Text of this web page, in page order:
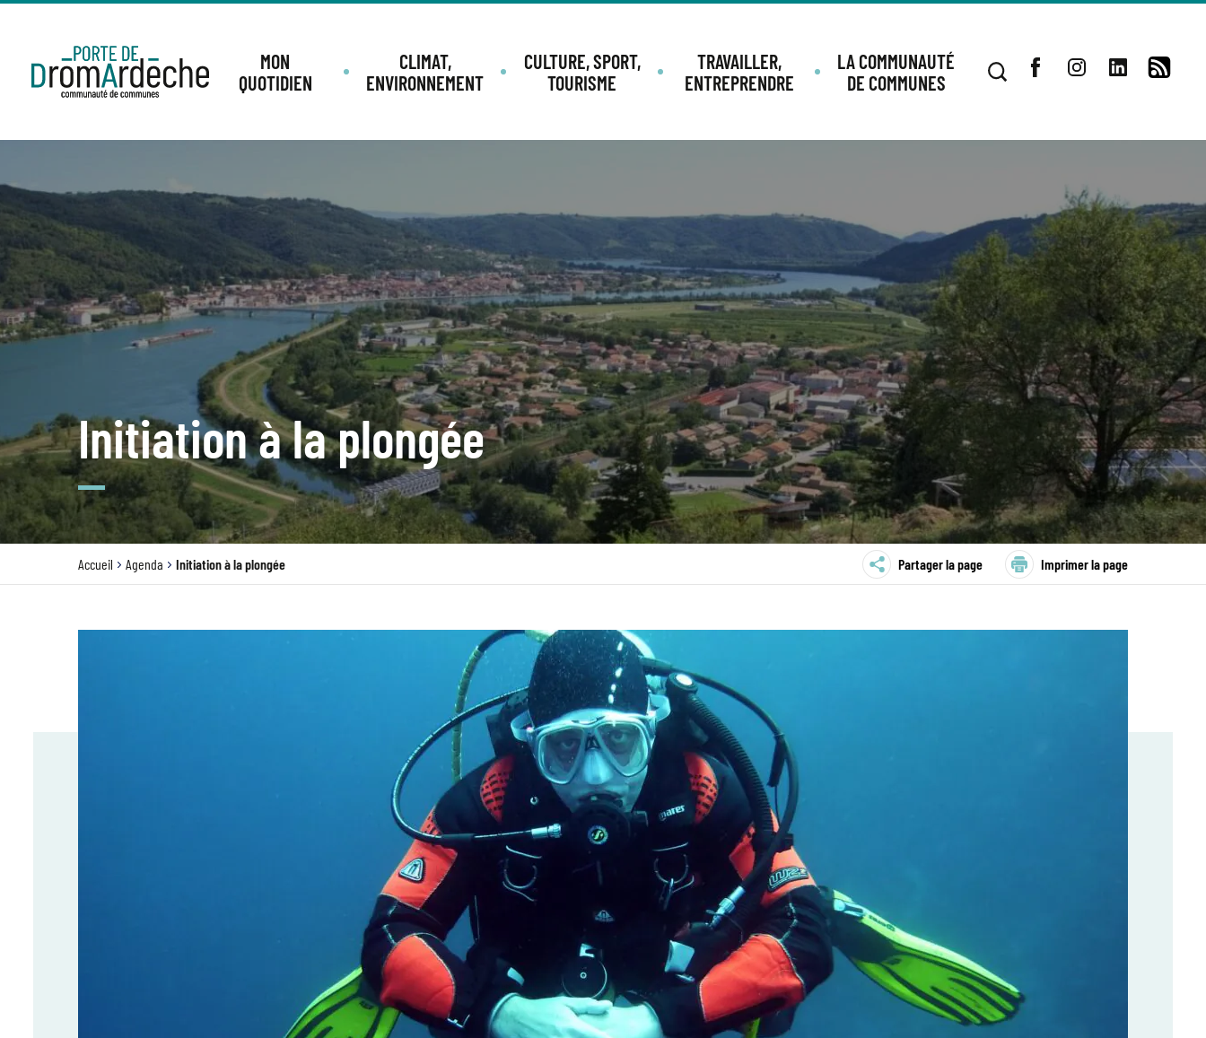
MON
QUOTIDIEN
CLIMAT,
ENVIRONNEMENT
CULTURE, SPORT,
TOURISME
TRAVAILLER,
ENTREPRENDRE
LA COMMUNAUTÉ
DE COMMUNES
Initiation à la plongée
Accueil Agenda Initiation à la plongée Partager la page Imprimer la page